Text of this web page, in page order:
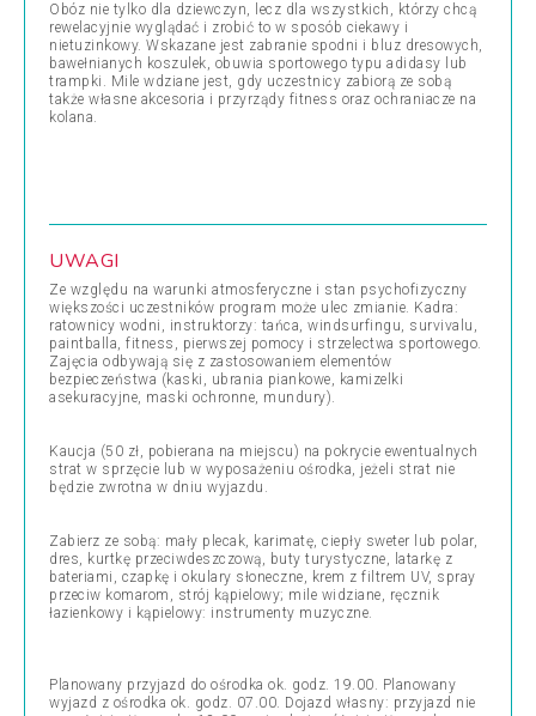
Obóz nie tylko dla dziewczyn, lecz dla wszystkich, którzy chcą
rewelacyjnie wyglądać i zrobić to w sposób ciekawy i
nietuzinkowy. Wskazane jest zabranie spodni i bluz dresowych,
bawełnianych koszulek, obuwia sportowego typu adidasy lub
trampki. Mile wdziane jest, gdy uczestnicy zabiorą ze sobą
także własne akcesoria i przyrządy fitness oraz ochraniacze na
kolana.
UWAGI
Ze względu na warunki atmosferyczne i stan psychofizyczny
większości uczestników program może ulec zmianie. Kadra:
ratownicy wodni, instruktorzy: tańca, windsurfingu, survivalu,
paintballa, fitness, pierwszej pomocy i strzelectwa sportowego.
Zajęcia odbywają się z zastosowaniem elementów
bezpieczeństwa (kaski, ubrania piankowe, kamizelki
asekuracyjne, maski ochronne, mundury).
Kaucja (50 zł, pobierana na miejscu) na pokrycie ewentualnych
strat w sprzęcie lub w wyposażeniu ośrodka, jeżeli strat nie
będzie zwrotna w dniu wyjazdu.
Zabierz ze sobą: mały plecak, karimatę, ciepły sweter lub polar,
dres, kurtkę przeciwdeszczową, buty turystyczne, latarkę z
bateriami, czapkę i okulary słoneczne, krem z filtrem UV, spray
przeciw komarom, strój kąpielowy; mile widziane, ręcznik
łazienkowy i kąpielowy: instrumenty muzyczne.
Planowany przyjazd do ośrodka ok. godz. 19.00. Planowany
wyjazd z ośrodka ok. godz. 07.00. Dojazd własny: przyjazd nie